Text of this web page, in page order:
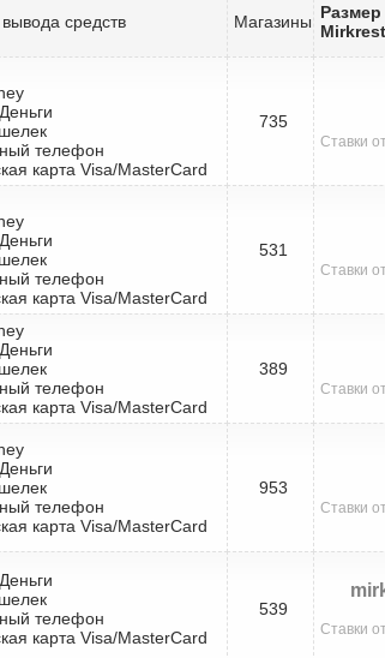
средств Магазины
телефон
карта Visa/MasterCard
735
Ставки
телефон
карта Visa/MasterCard
531
Ставки
телефон
карта Visa/MasterCard
389
Ставки
телефон
карта Visa/MasterCard
953
Ставки
телефон
карта Visa/MasterCard
539
Ставки